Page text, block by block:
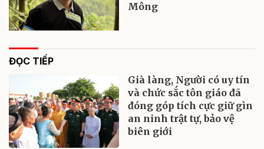
Mông
ĐỌC TIẾP
Già làng, Người có uy tín
và chức sắc tôn giáo đã
đóng góp tích cực giữ gìn
an ninh trật tự, bảo vệ
biên giới